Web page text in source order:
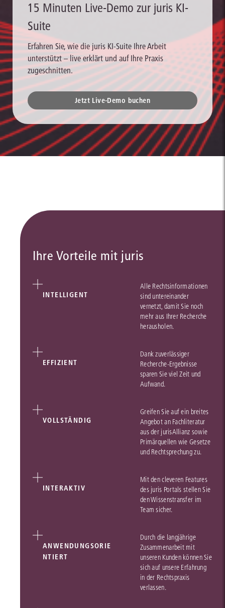
15 Minuten Live-Demo zur juris KI-
Suite
Erfahren Sie, wie die juris KI-Suite Ihre Arbeit
unterstützt – live erklärt und auf Ihre Praxis
zugeschnitten.
Jetzt Live-Demo buchen
Ihre Vorteile mit juris
INTELLIGENT
Alle Rechtsinformationen
sind untereinander
vernetzt, damit Sie noch
mehr aus Ihrer Recherche
herausholen.
EFFIZIENT
Dank zuverlässiger
Recherche-Ergebnisse
sparen Sie viel Zeit und
Aufwand.
VOLLSTÄNDIG
Greifen Sie auf ein breites
Angebot an Fachliteratur
aus der jurisAllianz sowie
Primärquellen wie Gesetze
und Rechtsprechung zu.
INTERAKTIV
Mit den cleveren Features
des juris Portals stellen Sie
den Wissenstransfer im
Team sicher.
ANWENDUNGSORIE
NTIERT
Durch die langjährige
Zusammenarbeit mit
unseren Kunden können Sie
sich auf unsere Erfahrung
in der Rechtspraxis
verlassen.